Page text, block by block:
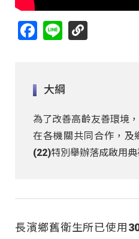
Facebook
Line
大綱
為了改善高齡友善環境
在各機關共同合作，及
(22)特別舉辦落成啟用典
長濱鄉舊衛生所已使用